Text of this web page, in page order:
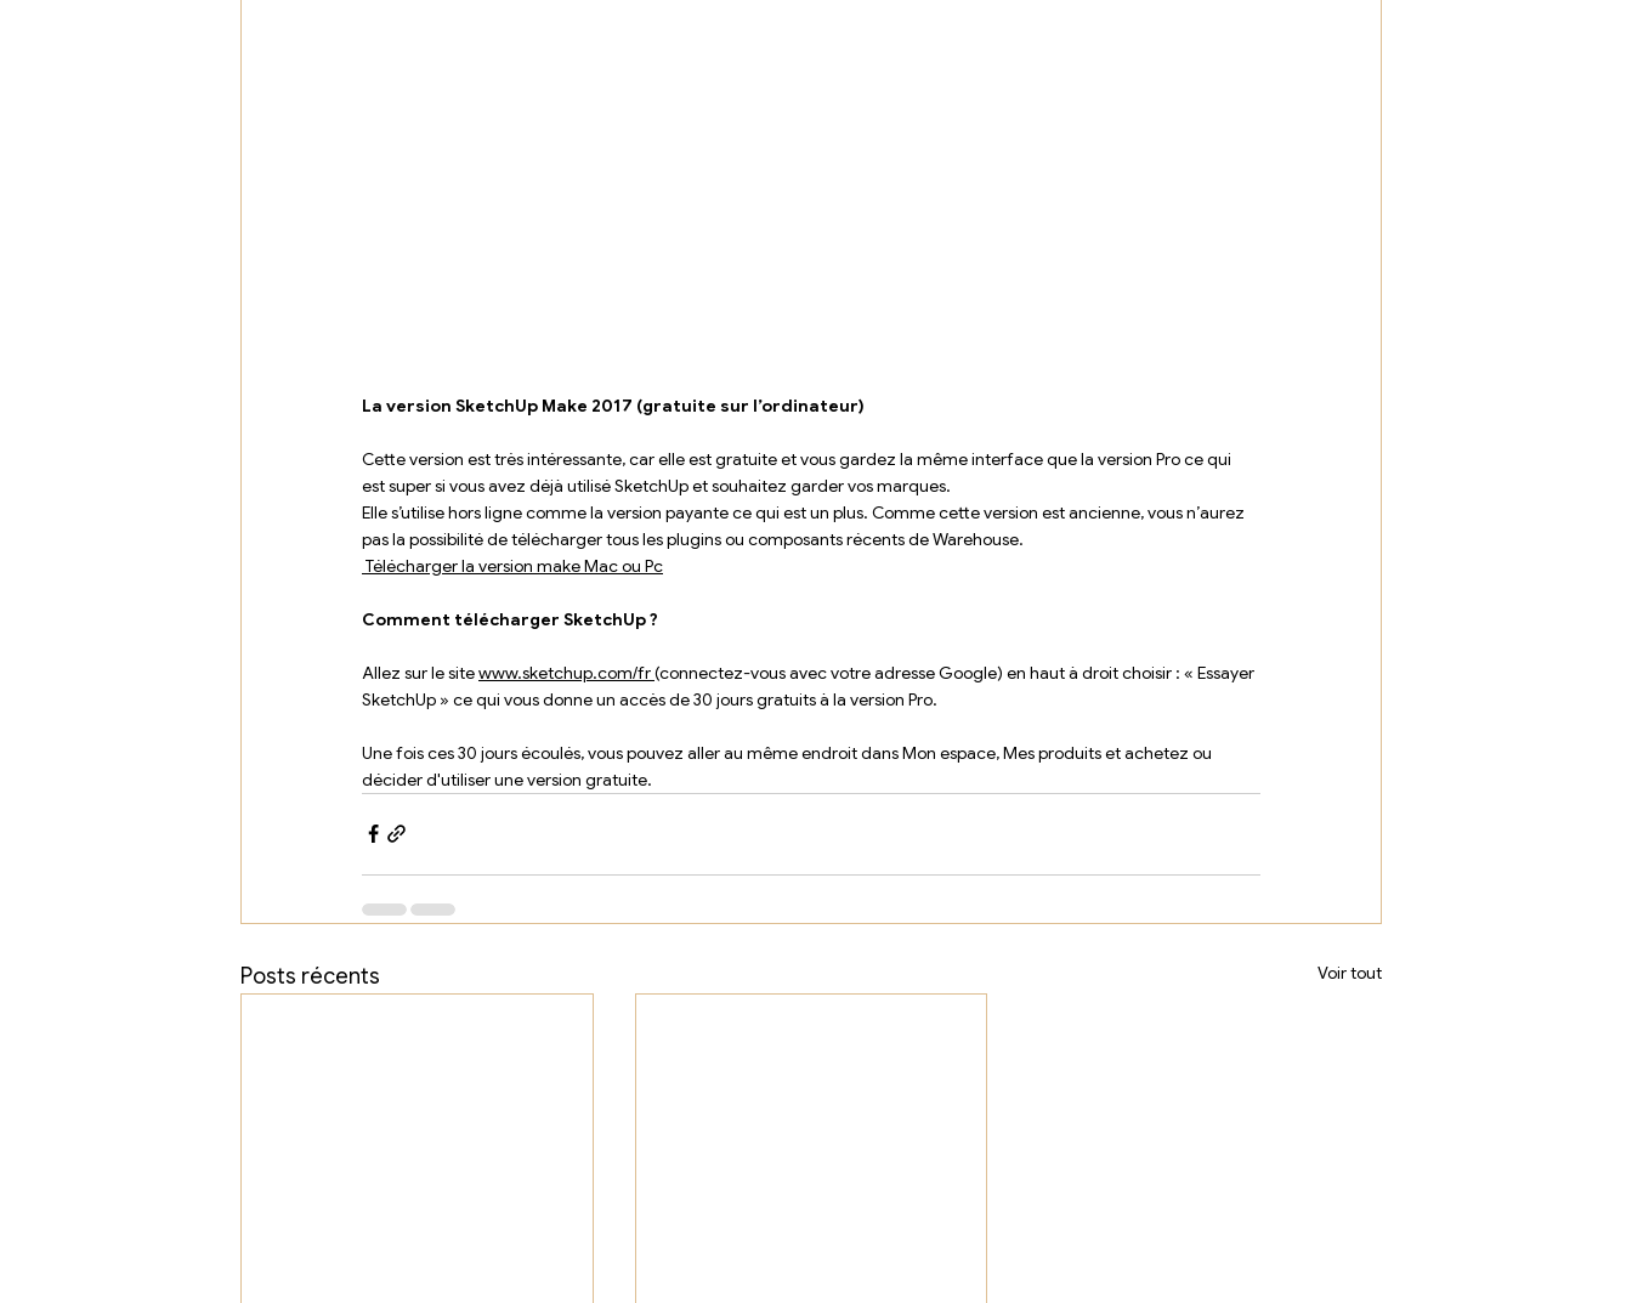
La version SketchUp Make 2017 (gratuite sur l’ordinateur)
Cette version est très intéressante, car elle est gratuite et vous gardez la même interface que la version Pro ce qui
est super si vous avez déjà utilisé SketchUp et souhaitez garder vos marques.
Elle s’utilise hors ligne comme la version payante ce qui est un plus. Comme cette version est ancienne, vous n’aurez
pas la possibilité de télécharger tous les plugins ou composants récents de Warehouse.
Télécharger la version make Mac ou Pc
Comment télécharger SketchUp ?
Allez sur le site www.sketchup.com/fr (connectez-vous avec votre adresse Google) en haut à droit choisir : « Essayer
SketchUp » ce qui vous donne un accès de 30 jours gratuits à la version Pro.
Une fois ces 30 jours écoulés, vous pouvez aller au même endroit dans Mon espace, Mes produits et achetez ou
décider d'utiliser une version gratuite.
Posts récents Voir tout